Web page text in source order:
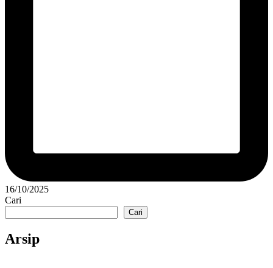
16/10/2025
Cari
Cari
Arsip